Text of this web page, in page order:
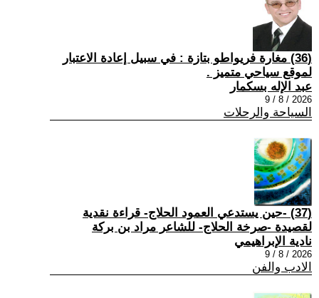
(36) مغارة فريواطو بتازة : في سبيل إعادة الاعتبار
لموقع سياحي متميز .
عبد الإله بسكمار
2026 / 8 / 9
السياحة والرحلات
(37) -حين يستدعي العمود الحلاج- قراءة نقدية
لقصيدة -صرخة الحلاج- للشاعر مراد بن بركة
نادية الإبراهيمي
2026 / 8 / 9
الادب والفن